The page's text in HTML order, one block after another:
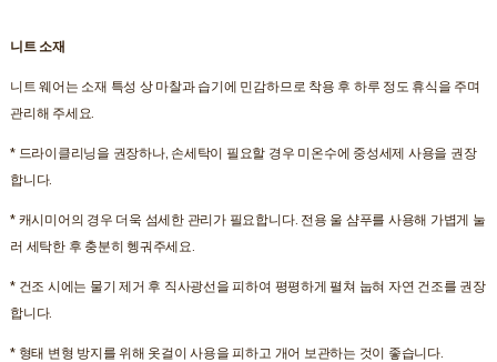
니트 소재
니트 웨어는 소재 특성 상 마찰과 습기에 민감하므로 착용 후 하루 정도 휴식을 주며
관리해 주세요.
* 드라이클리닝을 권장하나, 손세탁이 필요할 경우 미온수에 중성세제 사용을 권장
합니다.
* 캐시미어의 경우 더욱 섬세한 관리가 필요합니다. 전용 울 샴푸를 사용해 가볍게 눌
러 세탁한 후 충분히 헹궈주세요.
* 건조 시에는 물기 제거 후 직사광선을 피하여 평평하게 펼쳐 눕혀 자연 건조를 권장
합니다.
* 형태 변형 방지를 위해 옷걸이 사용을 피하고 개어 보관하는 것이 좋습니다.